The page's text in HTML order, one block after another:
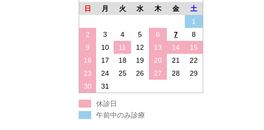
日
月 火 水 木 金
土
1
2
3 4 5 6 7
8
9
10 11 12 13 14
15
16
17 18 19 20 21
22
23
24 25 26 27 28
29
30
31
休診日
午前中のみ診療